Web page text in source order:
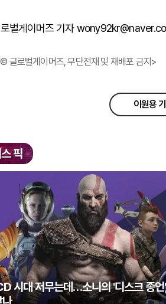
벌게이머즈 기자
글로벌게이머즈, 무단전재 및 재배포 금지>
이원용
픽
시대 저무는데…소니의 '디스크 종언